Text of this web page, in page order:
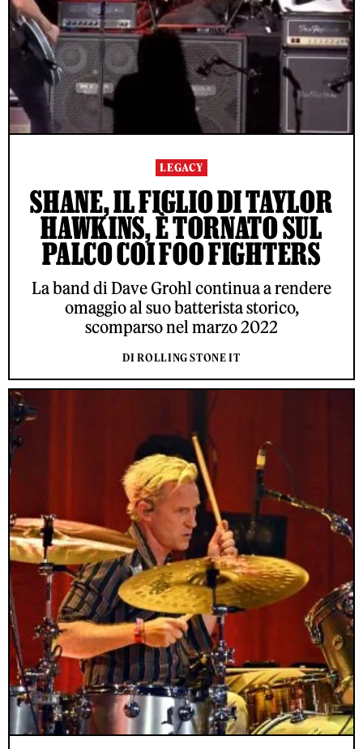
LEGACY
SHANE, IL FIGLIO DI TAYLOR
HAWKINS, È TORNATO SUL
PALCO COI FOO FIGHTERS
La band di Dave Grohl continua a rendere
omaggio al suo batterista storico,
scomparso nel marzo 2022
DI ROLLING STONE IT